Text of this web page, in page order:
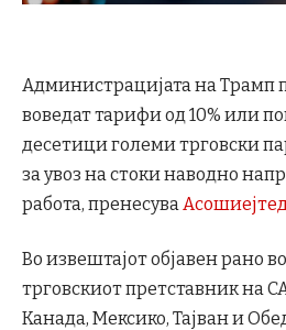
Администрацијата на Трамп
воведат тарифи од 10% или
десетици големи трговски
за увоз на стоки наводно
работа, пренесува
Во извештајот објавен рано
трговскиот претставник на
Канада, Мексико, Тајван и